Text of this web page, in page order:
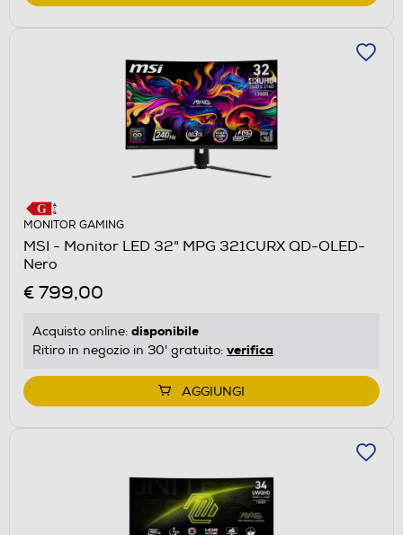
MONITOR GAMING
MSI - Monitor LED 32" MPG 321CURX QD-OLED-
Nero
€ 799,00
Acquisto online: disponibile
Ritiro in negozio in 30' gratuito: verifica
AGGIUNGI